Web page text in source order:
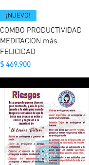
¡NUEVO!
COMBO PRODUCTIVIDAD
MEDITACION más
FELICIDAD
Precio
$ 469.900